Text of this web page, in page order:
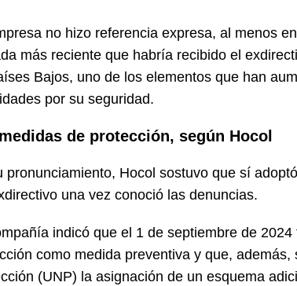
no hizo referencia expresa, al menos
más reciente que habría recibido el
Bajos, uno de los elementos que han
por su seguridad.
de protección, según Hocol
pronunciamiento, Hocol sostuvo que sí
una vez conoció las denuncias.
indicó que el 1 de septiembre de
como medida preventiva y que,
(UNP) la asignación de un esquema